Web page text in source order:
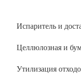
Испаритель и
Целлюлозная и
Утилизация